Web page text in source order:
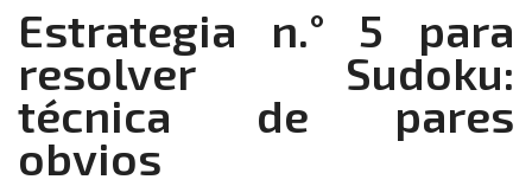
Estrategia n.° 5 para
resolver Sudoku:
técnica de pares
obvios